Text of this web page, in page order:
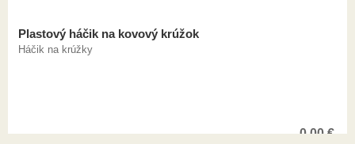
Plastový háčik na kovový krúžok
Háčik na krúžky
0,00€